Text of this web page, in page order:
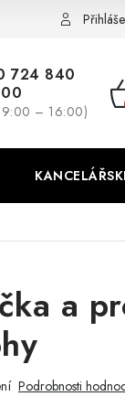
Podmínky ochrany
724 840
9:00 – 16:00)
a
Podrobnosti